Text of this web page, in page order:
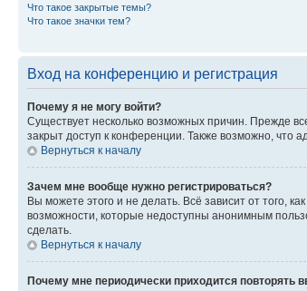
Что такое закрытые темы?
Что такое значки тем?
Вход на конференцию и регистрация
Почему я не могу войти?
Существует несколько возможных причин. Прежде
закрыт доступ к конференции. Также возможно, что
Вернуться к началу
Зачем мне вообще нужно регистрироваться?
Вы можете этого и не делать. Всё зависит от того,
возможности, которые недоступны анонимным
сделать.
Вернуться к началу
Почему мне периодически приходится повторять